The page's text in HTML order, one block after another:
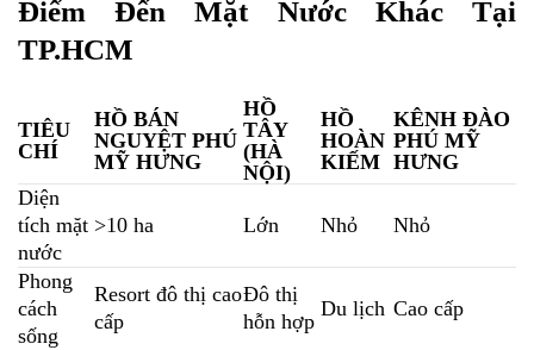
Điểm Đến Mặt Nước Khác Tại
TP.HCM
TIÊU
CHÍ
HỒ BÁN
NGUYỆT PHÚ
MỸ HƯNG
HỒ
TÂY
(HÀ
NỘI)
HỒ
HOÀN
KIẾM
KÊNH ĐÀO
PHÚ MỸ
HƯNG
Diện
tích mặt
nước
>10 ha Lớn Nhỏ Nhỏ
Phong
cách
sống
Resort đô thị cao
cấp
Đô thị
hỗn hợp
Du lịch Cao cấp